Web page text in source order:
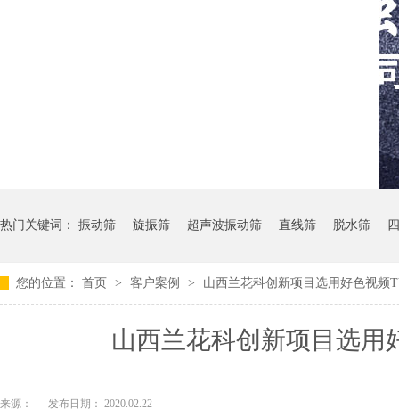
热门关键词： 振动筛 旋振筛 超声波振动筛 直线筛 脱水筛
您的位置： 首页 > 客户案例 > 山西兰花科创新项目选用好色视频
山西兰花科创新项目选用
来源： 发布日期： 2020.02.22